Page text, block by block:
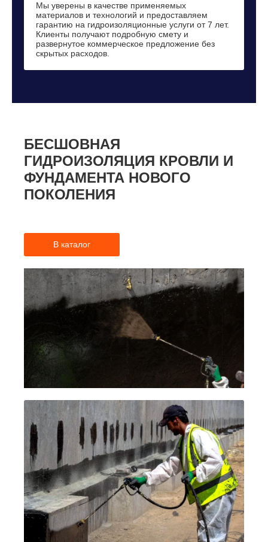
Мы уверены в качестве применяемых
материалов и технологий и предоставляем
гарантию на гидроизоляционные услуги от 7 лет.
Клиенты получают подробную смету и
развернутое коммерческое предложение без
скрытых расходов.
БЕСШОВНАЯ
ГИДРОИЗОЛЯЦИЯ КРОВЛИ И
ФУНДАМЕНТА НОВОГО
ПОКОЛЕНИЯ
В каталог